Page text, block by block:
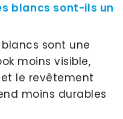
blancs sont-ils un
sont une
moins visible,
le revêtement
moins durables